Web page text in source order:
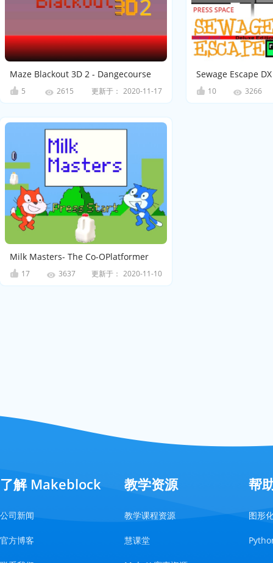
Maze Blackout 3D 2 - Dangecourse
5 2615 更新于： 2020-11-17
Sewage Escape
10 3266
Milk Masters- The Co-OPlatformer
17 3637 更新于： 2020-11-10
了解 Makeblock
公司新闻
官方博客
教学资源
教学课程资源
慧课堂
帮
图形